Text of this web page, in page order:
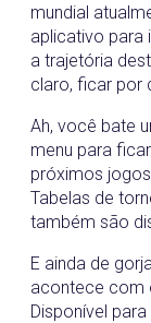
mundial
aplicativo para
a trajetória
claro, ficar por
Ah, você bate
menu para
próximos
Tabelas de
também são
E ainda de
acontece com
Disponível